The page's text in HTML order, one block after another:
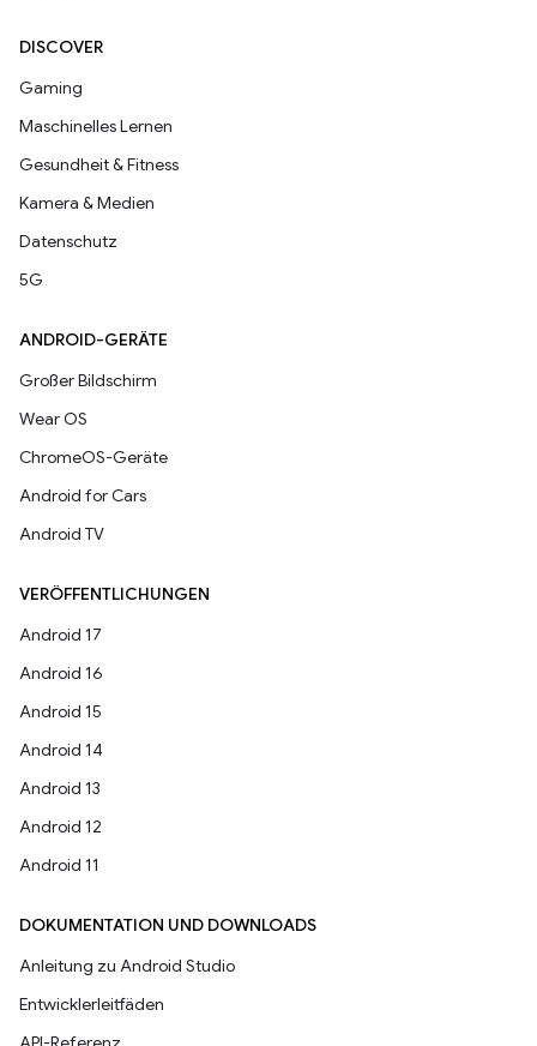
DISCOVER
Gaming
Maschinelles Lernen
Gesundheit & Fitness
Kamera & Medien
Datenschutz
5G
ANDROID-GERÄTE
Großer Bildschirm
Wear OS
ChromeOS-Geräte
Android for Cars
Android TV
VERÖFFENTLICHUNGEN
Android 17
Android 16
Android 15
Android 14
Android 13
Android 12
Android 11
DOKUMENTATION UND DOWNLOADS
Anleitung zu Android Studio
Entwicklerleitfäden